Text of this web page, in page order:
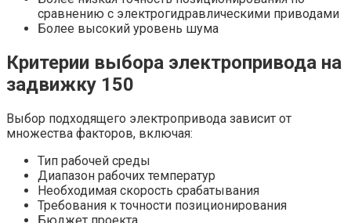
сравнению с электрогидравлическими приводами
Более высокий уровень шума
Критерии выбора электропривода на
задвижку 150
Выбор подходящего электропривода зависит от
множества факторов, включая:
Тип рабочей среды
Диапазон рабочих температур
Необходимая скорость срабатывания
Требования к точности позиционирования